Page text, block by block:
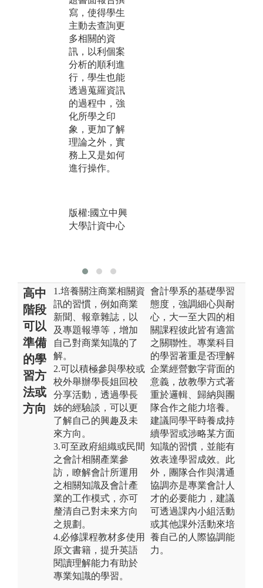
寫，使得學生
主動去查詢更
多相關的資
訊，以利個案
分析的順利進
行，學生也能
透過蒐羅資訊
的過程中，強
化所學之印
象，更加了解
理論之外，實
務上又是如何
進行操作。
版權:國立中興
大學計資中心
高中
階段
可以
準備
的學
習方
法或
方向
1.培養關注商業相關資
訊的習慣，例如商業
新聞、報章雜誌，以
及專題報導等，增加
自己對商業知識的了
解。
2.可以積極參與學校或
校外舉辦學長姐回校
分享活動，透過學長
姊的經驗談，可以更
了解自己的興趣及未
來方向。
3.可至政府組織或民間
之會計相關產業參
訪，瞭解會計所運用
之相關知識及會計產
業的工作模式，亦可
釐清自己對未來方向
之規劃。
4.必修課程教材多使用
原文書籍，提升英語
閱讀理解能力有助於
專業知識的學習。
會計學系的基礎學習
態度，強調細心與耐
心，大一至大四的相
關課程彼此皆有適當
之關聯性。專業科目
的學習著重是否理解
企業經營數字背面的
意義，故教學方式著
重於邏輯、歸納與團
隊合作之能力培養。
建議同學平時養成持
續學習或涉略某方面
知識的習慣，並能有
效表達學習成效。此
外，團隊合作與溝通
協調亦是專業會計人
才的必要能力，建議
可透過課內小組活動
或其他課外活動來培
養自己的人際協調能
力。